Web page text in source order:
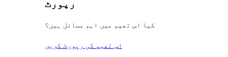
رپورٹ
کیا اس تھیم میں اہم مسائل ہیں؟
اس تھیم کی رپورٹ کریں